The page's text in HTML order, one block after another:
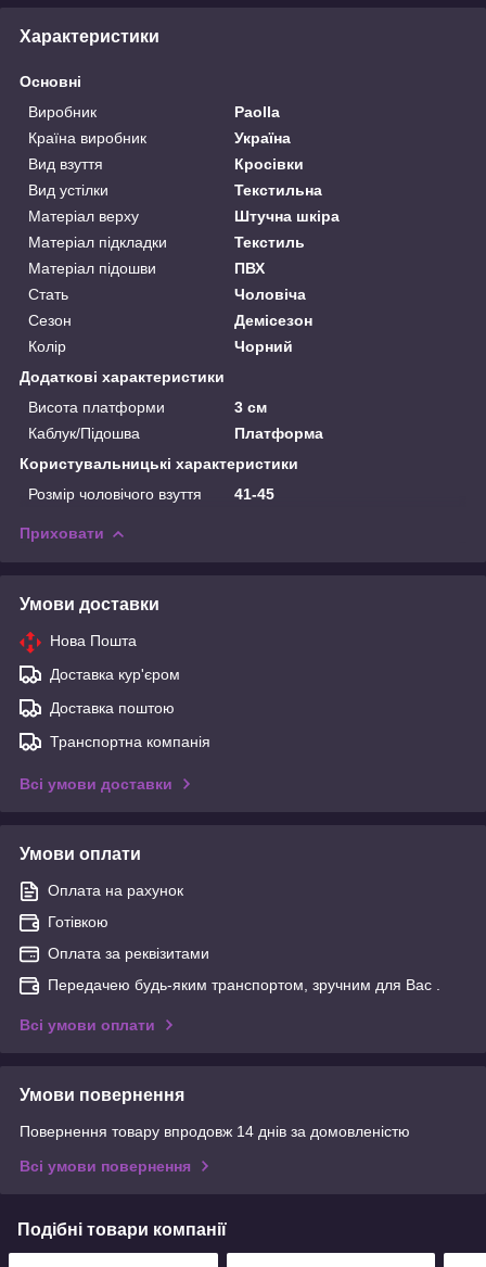
Характеристики
Основні
Виробник
Paolla
Країна виробник
Україна
Вид взуття
Кросівки
Вид устілки
Текстильна
Матеріал верху
Штучна шкіра
Матеріал підкладки
Текстиль
Матеріал підошви
ПВХ
Стать
Чоловіча
Сезон
Демісезон
Колір
Чорний
Додаткові характеристики
Висота платформи
3 см
Каблук/Підошва
Платформа
Користувальницькі характеристики
Розмір чоловічого взуття
41-45
Приховати
Умови доставки
Нова Пошта
Доставка кур'єром
Доставка поштою
Транспортна компанія
Всі умови доставки
Умови оплати
Оплата на рахунок
Готівкою
Оплата за реквізитами
Передачею будь-яким транспортом, зручним для Вас .
Всі умови оплати
Умови повернення
Повернення товару впродовж 14 днів за домовленістю
Всі умови повернення
Подібні товари компанії